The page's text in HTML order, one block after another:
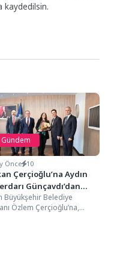
kaydedilsin.
Gündem
Önce 10
Çerçioğlu’na Aydın
Günçavdı’dan
Büyükşehir Belediye
Özlem Çerçioğlu’na,